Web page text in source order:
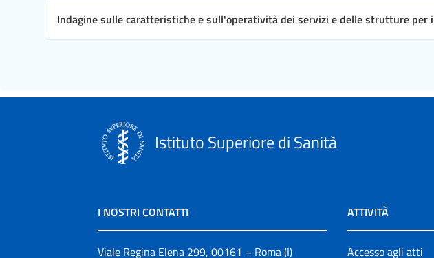
Indagine sulle caratteristiche e sull'operatività dei servizi e delle strutture
Istituto Superiore di Sanità
I NOSTRI CONTATTI
Viale Regina Elena 299, 00161 – Roma (I)
ATTIVITÀ
Accesso agli atti